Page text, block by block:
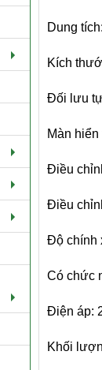
Dung
Kích
Đối lưu
Màn
Điều
Điều
Độ chính
Có chức
Điện áp:
Khối